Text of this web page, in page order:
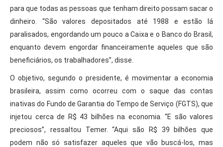
para que todas as pessoas que tenham direito possam sacar o
dinheiro. “São valores depositados até 1988 e estão lá
paralisados, engordando um pouco a Caixa e o Banco do Brasil,
enquanto devem engordar financeiramente aqueles que são
beneficiários, os trabalhadores”, disse.
O objetivo, segundo o presidente, é movimentar a economia
brasileira, assim como ocorreu com o saque das contas
inativas do Fundo de Garantia do Tempo de Serviço (FGTS), que
injetou cerca de R$ 43 bilhões na economia. “E são valores
preciosos”, ressaltou Temer. “Aqui são R$ 39 bilhões que
podem não só satisfazer aqueles que vão buscá-los, mas